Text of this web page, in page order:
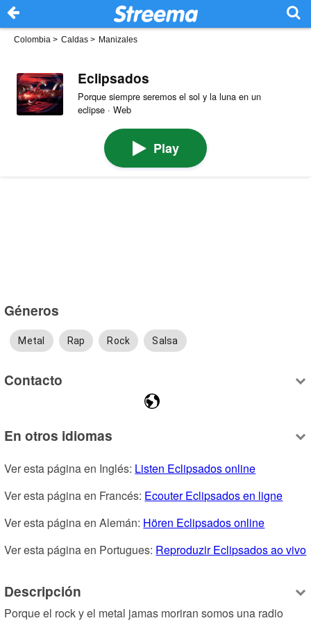
Colombia > Caldas > Manizales
Eclipsados
Porque siempre seremos el sol y la luna en un
eclipse · Web
Play
Géneros
Metal Rap Rock Salsa
Contacto
En otros idiomas
Ver esta página en Inglés: Listen Eclipsados online
Ver esta página en Francés: Ecouter Eclipsados en ligne
Ver esta página en Alemán: Hören Eclipsados online
Ver esta página en Portugues: Reproduzir Eclipsados ao vivo
Descripción
Porque el rock y el metal jamas moriran somos una radio